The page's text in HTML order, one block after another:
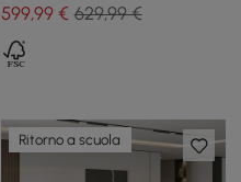
599,99€ 629,99 €
Ritorno a scuola